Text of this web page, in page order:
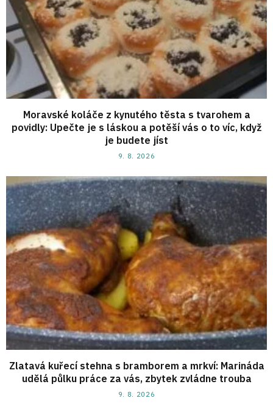
Moravské koláče z kynutého těsta s tvarohem a
povidly: Upečte je s láskou a potěší vás o to víc, když
je budete jíst
9. 8. 2026
Zlatavá kuřecí stehna s bramborem a mrkví: Marináda
udělá půlku práce za vás, zbytek zvládne trouba
9. 8. 2026